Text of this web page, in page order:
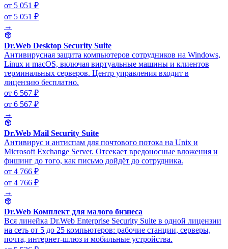
от 5 051 ₽
от 5 051 ₽
→
Dr.Web Desktop Security Suite
Антивирусная защита компьютеров сотрудников на Windows,
Linux и macOS, включая виртуальные машины и клиентов
терминальных серверов. Центр управления входит в
лицензию бесплатно.
от 6 567 ₽
от 6 567 ₽
→
Dr.Web Mail Security Suite
Антивирус и антиспам для почтового потока на Unix и
Microsoft Exchange Server. Отсекает вредоносные вложения и
фишинг до того, как письмо дойдёт до сотрудника.
от 4 766 ₽
от 4 766 ₽
→
Dr.Web Комплект для малого бизнеса
Вся линейка Dr.Web Enterprise Security Suite в одной лицензии
на сеть от 5 до 25 компьютеров: рабочие станции, серверы,
почта, интернет-шлюз и мобильные устройства.